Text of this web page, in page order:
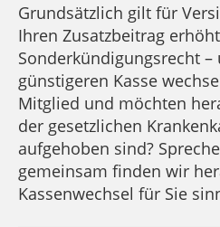
Grundsätzlich gilt für
Ihren Zusatzbeitrag
Sonderkündigungsrecht
günstigeren Kasse
Mitglied und möchten
der gesetzlichen
aufgehoben sind?
gemeinsam finden wir
Kassenwechsel für Sie